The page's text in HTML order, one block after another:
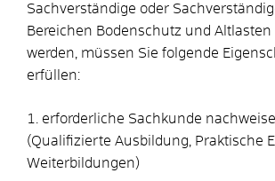
Sachverständige oder
Bereichen Bodenschutz und
werden, müssen Sie folgende
erfüllen:
1. erforderliche Sachkunde
(Qualifizierte Ausbildung, Praktische
Weiterbildungen)